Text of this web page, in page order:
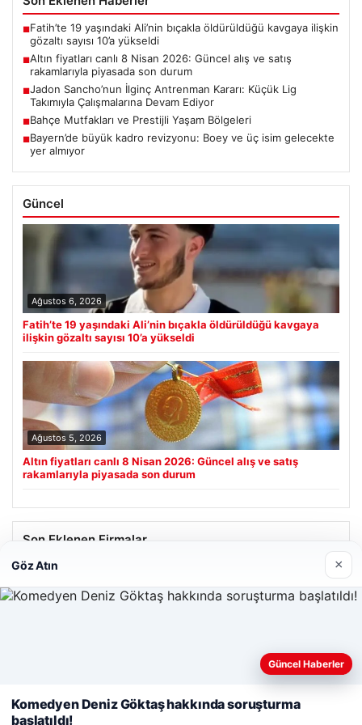
■Fatih’te 19 yaşındaki Ali’nin bıçakla öldürüldüğü kavgaya ilişkin
gözaltı sayısı 10’a yükseldi
■Altın fiyatları canlı 8 Nisan 2026: Güncel alış ve satış
rakamlarıyla piyasada son durum
■Jadon Sancho’nun İlginç Antrenman Kararı: Küçük Lig
Takımıyla Çalışmalarına Devam Ediyor
■Bahçe Mutfakları ve Prestijli Yaşam Bölgeleri
■Bayern’de büyük kadro revizyonu: Boey ve üç isim gelecekte
yer almıyor
Güncel
Ağustos 6, 2026
Fatih’te 19 yaşındaki Ali’nin bıçakla öldürüldüğü kavgaya
ilişkin gözaltı sayısı 10’a yükseldi
Ağustos 5, 2026
Altın fiyatları canlı 8 Nisan 2026: Güncel alış ve satış
rakamlarıyla piyasada son durum
Son Eklenen Firmalar
Web sitemizi nasıl kullandığınızı daha iyi anlayabilmek,
kullanıyoruz.Çerez Politikamız
Reddet
Göz Atın ×
Güncel Haberler
Komedyen Deniz Göktaş hakkında soruşturma
başlatıldı!